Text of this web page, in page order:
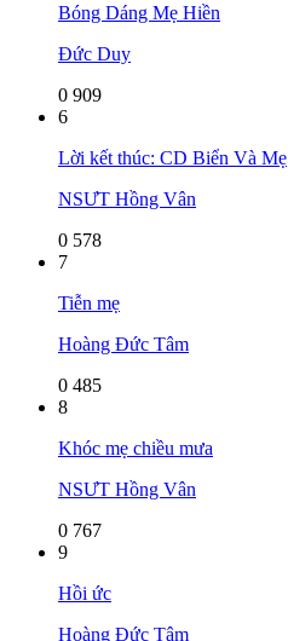
Bóng Dáng Mẹ Hiền
Đức Duy
0 909
6
Lời kết thúc: CD Biển Và Mẹ
NSƯT Hồng Vân
0 578
7
Tiễn mẹ
Hoàng Đức Tâm
0 485
8
Khóc mẹ chiều mưa
NSƯT Hồng Vân
0 767
9
Hồi ức
Hoàng Đức Tâm